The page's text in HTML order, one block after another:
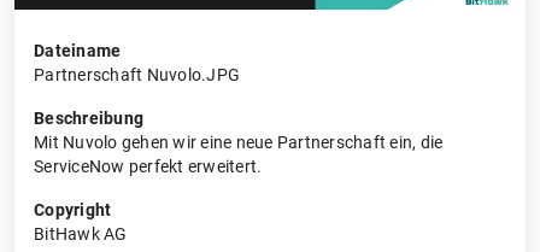
Dateiname
Partnerschaft Nuvolo.JPG
Beschreibung
Mit Nuvolo gehen wir eine neue Partnerschaft ein, die
ServiceNow perfekt erweitert.
Copyright
BitHawk AG